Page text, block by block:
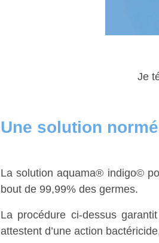
Je
Une solution
La solution aquama® indigo©
bout de 99,99% des germes.
La procédure ci-dessus
attestent d’une action